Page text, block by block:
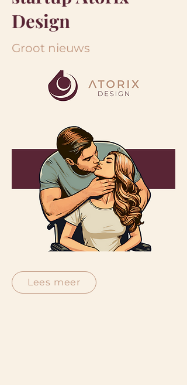
Design
Groot nieuws
Lees meer